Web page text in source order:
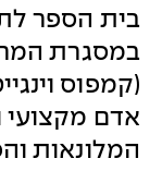
בית הספר
במסגרת
(קמפוס
אדם מקצועי
המלונאות